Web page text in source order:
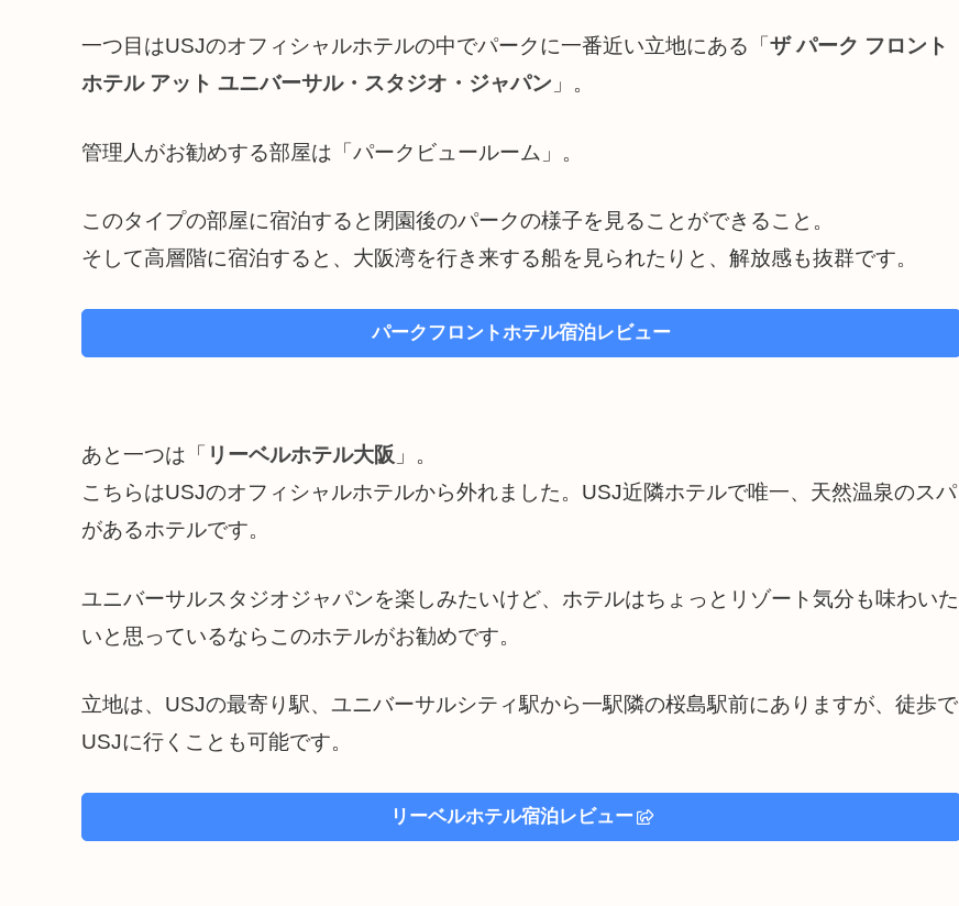
一つ目はUSJのオフィシャルホテルの中でパークに一番近い立地にある「 ザ パーク フロント
ホテル アット ユニバーサル・スタジオ・ジャパン 」。
管理人がお勧めする部屋は「パークビュールーム」。
このタイプの部屋に宿泊すると閉園後のパークの様子を見ることができること。
そして高層階に宿泊すると、大阪湾を行き来する船を見られたりと、解放感も抜群です。
パークフロントホテル宿泊レビュー
あと一つは「 リーベルホテル大阪 」。
こちらはUSJのオフィシャルホテルから外れました。USJ近隣ホテルで唯一、天然温泉のスパ
があるホテルです。
ユニバーサルスタジオジャパンを楽しみたいけど、ホテルはちょっとリゾート気分も味わいた
いと思っているならこのホテルがお勧めです。
立地は、USJの最寄り駅、ユニバーサルシティ駅から一駅隣の桜島駅前にありますが、徒歩で
USJに行くことも可能です。
リーベルホテル宿泊レビュー